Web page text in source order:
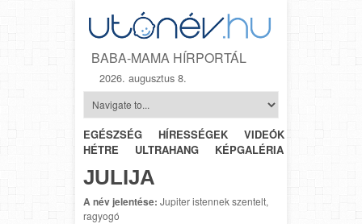
BABA-MAMA HÍRPORTÁL
2026. augusztus 8.
EGÉSZSÉG HÍRESSÉGEK VIDEÓK
HÉTRŐL-
HÉTRE
ULTRAHANG KÉPGALÉRIA
JULIJA
A név jelentése: Jupiter istennek szentelt,
ragyogó